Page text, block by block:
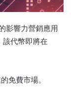
影響力營銷應用
代幣即將在
免費市場。